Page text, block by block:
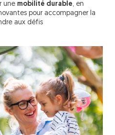
une mobilité durable, en
pour accompagner la
aux défis